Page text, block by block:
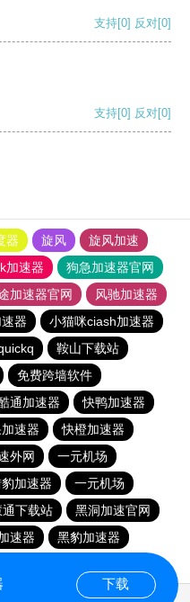
支持[0] 反对[0]
支持[0] 反对[0]
器 旋风
旋风加速
加速器
狗急加速器官网
加速器官网
风驰加速器
器
小猫咪ciash加速器
鞍山下载站
免费跨墙软件
通加速器
快鸭加速器
速器
快橙加速器
外网
一元机场
加速器
一元机场
通下载站
黑洞加速官网
速器
黑豹加速器
下载